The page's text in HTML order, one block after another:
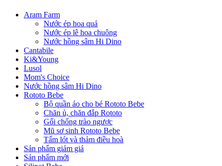
Aram Farm
Nước ép hoa quả
Nước ép lê hoa chuông
Nước hồng sâm Hi Dino
Cantabile
Ki&Young
Lusol
Mom's Choice
Nước hồng sâm Hi Dino
Rototo Bebe
Bộ quần áo cho bé Rototo Bebe
Chăn ủ, chăn đắp Rototo
Gối chống trào ngược
Mũ sơ sinh Rototo Bebe
Tấm lót và thảm điều hoà
Sản phẩm giảm giá
Sản phẩm mới